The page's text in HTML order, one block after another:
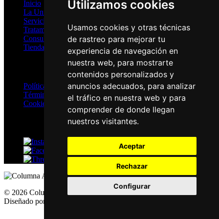
Utilizamos cookies
Usamos cookies y otras técnicas
de rastreo para mejorar tu
experiencia de navegación en
nuestra web, para mostrarte
contenidos personalizados y
anuncios adecuados, para analizar
el tráfico en nuestra web y para
comprender de donde llegan
nuestros visitantes.
Aceptar
Rechazar
Configurar
Inicio
La Unidad
Servicios
Tratamientos
Consultas Online
Tienda
Política de Privacidad
Términos y Condiciones
Cookies
Threads
© 2026 ColumnaActiva.com | Todos los derechos reservados |
Diseñado por